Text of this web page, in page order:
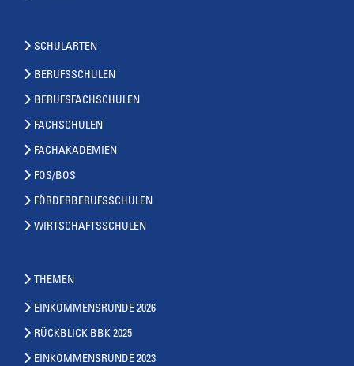
SCHULARTEN
BERUFSSCHULEN
BERUFSFACHSCHULEN
FACHSCHULEN
FACHAKADEMIEN
FOS/BOS
FÖRDERBERUFSSCHULEN
WIRTSCHAFTSSCHULEN
THEMEN
EINKOMMENSRUNDE 2026
RÜCKBLICK BBK 2025
EINKOMMENSRUNDE 2023